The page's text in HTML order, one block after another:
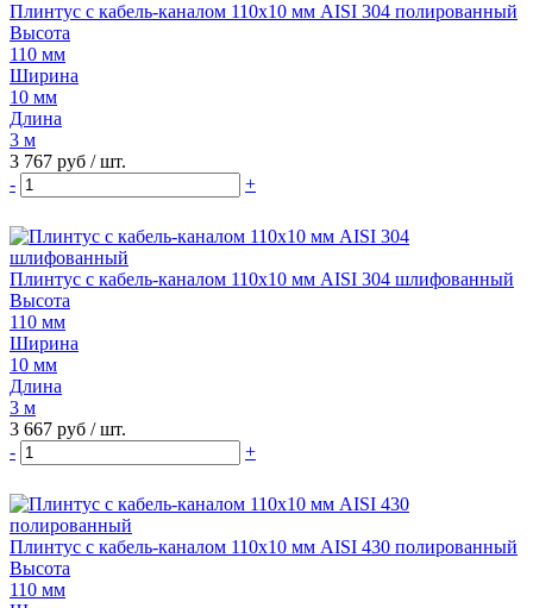
Плинтус с кабель-каналом 110х10 мм AISI 304 полированный
Высота
110 мм
Ширина
10 мм
Длина
3 м
3 767 руб / шт.
-
+
Плинтус с кабель-каналом 110х10 мм AISI 304 шлифованный
Высота
110 мм
Ширина
10 мм
Длина
3 м
3 667 руб / шт.
-
+
Плинтус с кабель-каналом 110х10 мм AISI 430 полированный
Высота
110 мм